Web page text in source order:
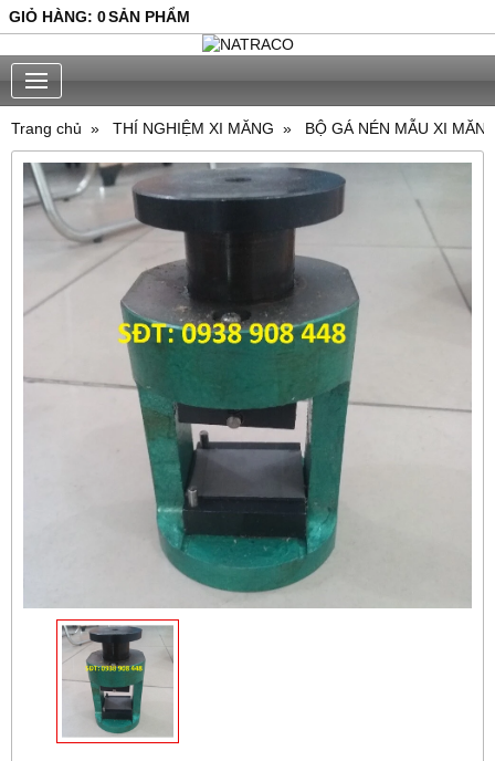
GIỎ HÀNG: 0SẢN PHẨM
Trang chủ THÍ NGHIỆM XI MĂNG BỘ GÁ NÉN MẪU XI